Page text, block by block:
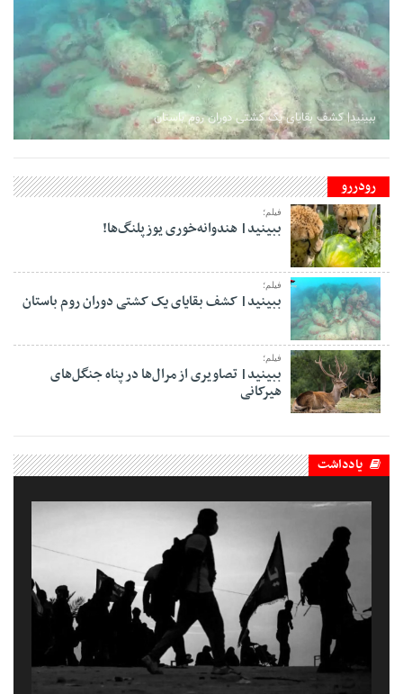
ببینید| کشف بقایای یک کشتی دوران روم باستان
رودررو
فیلم؛
ببینید| هندوانه‌خوری یوزپلنگ‌ها!
فیلم؛
ببینید| کشف بقایای یک کشتی دوران روم باستان
فیلم؛
ببینید| تصاویری از مرال‌ها در پناه جنگل‌های
هیرکانی
یادداشت